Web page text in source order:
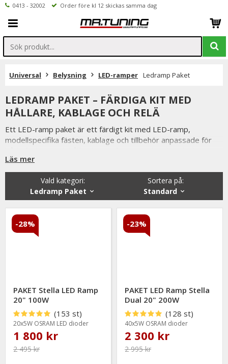
0413 - 32002 Order före kl 12 skickas samma dag
Universal Belysning LED-ramper Ledramp Paket
LEDRAMP PAKET – FÄRDIGA KIT MED
HÅLLARE, KABLAGE OCH RELÄ
Ett LED-ramp paket är ett färdigt kit med LED-ramp,
modellspecifika fästen, kablage och tillbehör anpassade för
montera en ramp utan tekniskt krångel eller risk för felkoder.
På Mr Tuning erbjuder vi paket som är testade för nordiskt
klimat och som gör installationen enkel oavsett fordonstyp.
Du får ett brett utbud, smarta monteringslösningar,
råd.
Läs mer
Sortera på:
Standard
Vald kategori:
Ledramp Paket
-28%
PAKET Stella LED Ramp
20" 100W
(153 st)
20x5W OSRAM LED dioder
1 800 kr
2 495 kr
-23%
PAKET LED Ramp Stella
Dual 20" 200W
(128 st)
40x5W OSRAM dioder
2 300 kr
2 995 kr